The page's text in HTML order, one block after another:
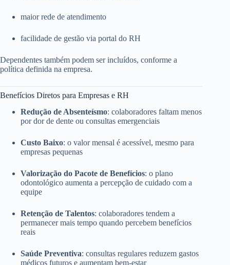
maior rede de atendimento
facilidade de gestão via portal do RH
Dependentes também podem ser incluídos, conforme a
política definida na empresa.
Benefícios Diretos para Empresas e RH
Redução de Absenteísmo: colaboradores faltam menos
por dor de dente ou consultas emergenciais
Custo Baixo: o valor mensal é acessível, mesmo para
empresas pequenas
Valorização do Pacote de Benefícios: o plano
odontológico aumenta a percepção de cuidado com a
equipe
Retenção de Talentos: colaboradores tendem a
permanecer mais tempo quando percebem benefícios
reais
Saúde Preventiva: consultas regulares reduzem gastos
médicos futuros e aumentam bem-estar